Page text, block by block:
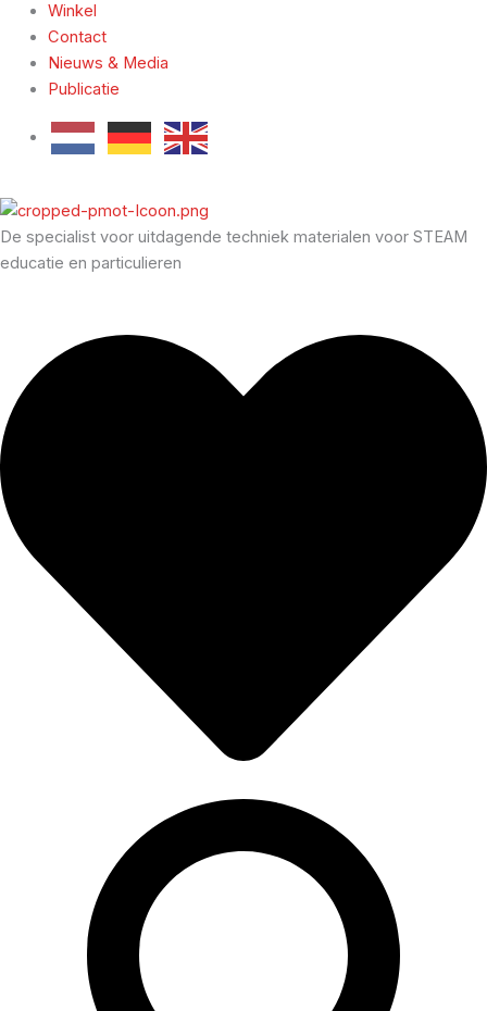
Winkel
Contact
Nieuws & Media
Publicatie
De specialist voor uitdagende techniek materialen voor STEAM
educatie en particulieren